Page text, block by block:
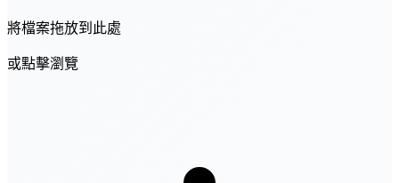
將檔案拖放到此處
或點擊瀏覽